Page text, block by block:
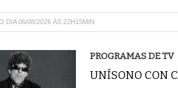
DIA 06/08/2026 ÀS 22H15MIN
PROGRAMAS DE TV
UNÍSONO CON